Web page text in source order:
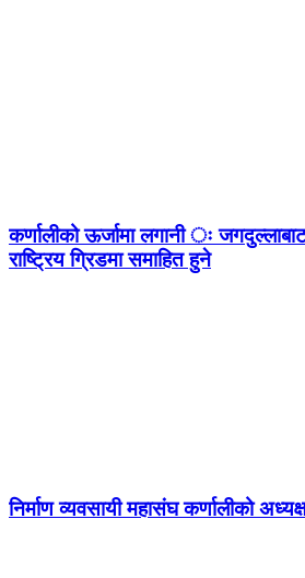
कर्णालीको ऊर्जामा लगानी ः
राष्ट्रिय ग्रिडमा समाहित हुने
निर्माण व्यवसायी महासंघ कर्णालीको